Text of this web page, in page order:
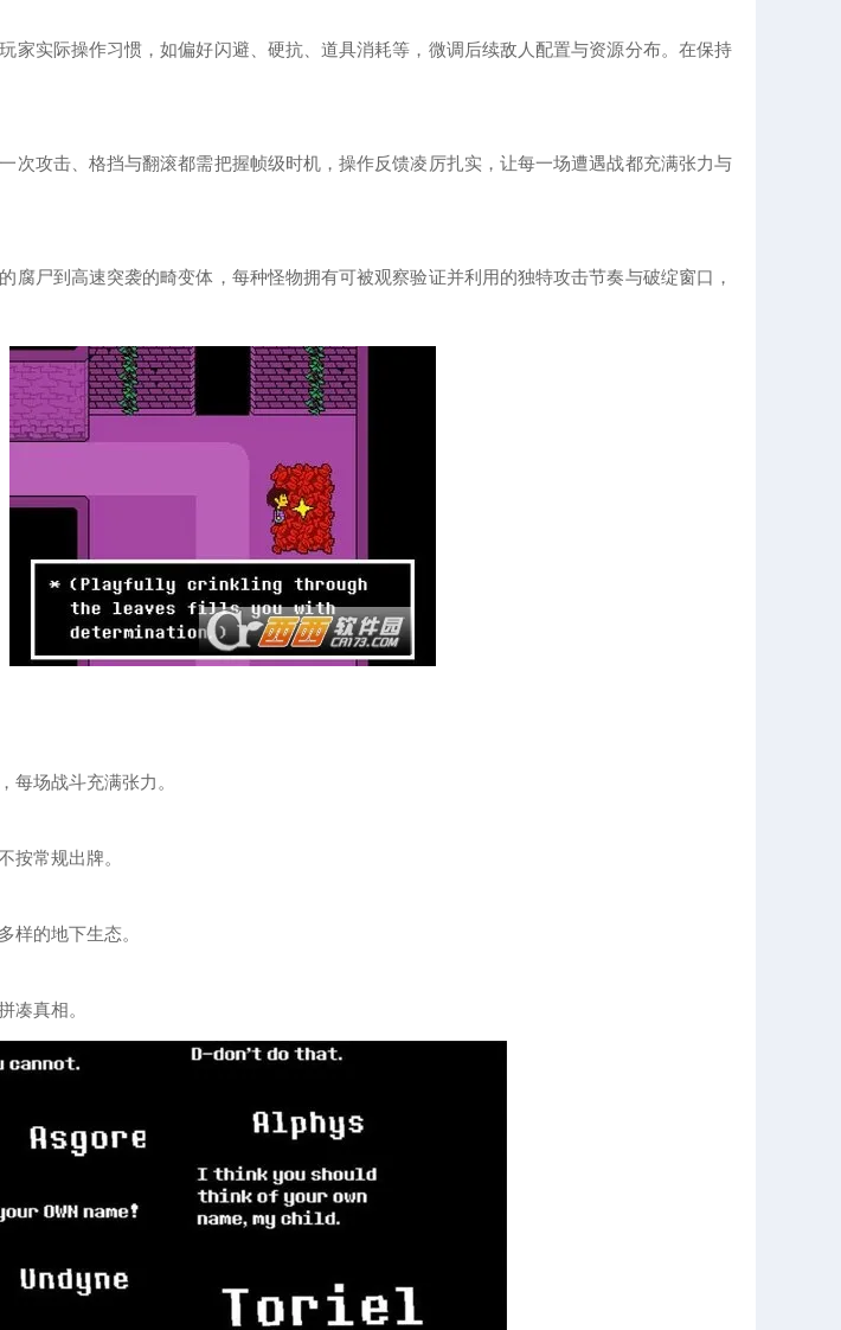
家实际操作习惯，如偏好闪避、硬抗、道具消耗等，微调后续敌人配置与资源分布。在保持
次攻击、格挡与翻滚都需把握帧级时机，操作反馈凌厉扎实，让每一场遭遇战都充满张力与
腐尸到高速突袭的畸变体，每种怪物拥有可被观察验证并利用的独特攻击节奏与破绽窗口，
每场战斗充满张力。
按常规出牌。
样的地下生态。
凑真相。